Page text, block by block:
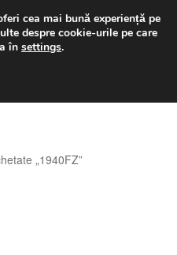
031 229 6816
„1940FZ”
cea mai bună experiență pe
despre cookie-urile pe care
în settings.